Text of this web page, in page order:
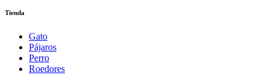
Tienda
Gato
Pájaros
Perro
Roedores